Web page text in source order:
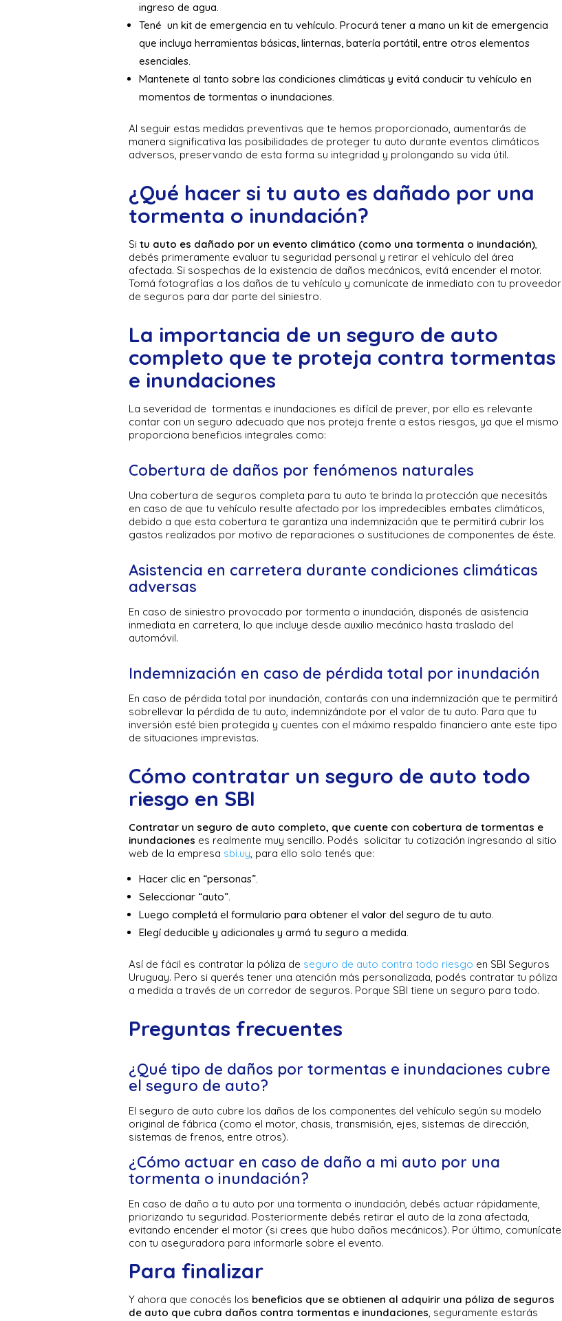
ingreso de agua.
Tené un kit de emergencia en tu vehículo. Procurá tener a mano un kit de emergencia
que incluya herramientas básicas, linternas, batería portátil, entre otros elementos
esenciales.
Mantenete al tanto sobre las condiciones climáticas y evitá conducir tu vehículo en
momentos de tormentas o inundaciones.
Al seguir estas medidas preventivas que te hemos proporcionado, aumentarás de
manera significativa las posibilidades de proteger tu auto durante eventos climáticos
adversos, preservando de esta forma su integridad y prolongando su vida útil.
¿Qué hacer si tu auto es dañado por una
tormenta o inundación?
Si tu auto es dañado por un evento climático (como una tormenta o inundación),
debés primeramente evaluar tu seguridad personal y retirar el vehículo del área
afectada. Si sospechas de la existencia de daños mecánicos, evitá encender el motor.
Tomá fotografías a los daños de tu vehículo y comunícate de inmediato con tu proveedor
de seguros para dar parte del siniestro.
La importancia de un seguro de auto
completo que te proteja contra tormentas
e inundaciones
La severidad de tormentas e inundaciones es difícil de prever, por ello es relevante
contar con un seguro adecuado que nos proteja frente a estos riesgos, ya que el mismo
proporciona beneficios integrales como:
Cobertura de daños por fenómenos naturales
Una cobertura de seguros completa para tu auto te brinda la protección que necesitás
en caso de que tu vehículo resulte afectado por los impredecibles embates climáticos,
debido a que esta cobertura te garantiza una indemnización que te permitirá cubrir los
gastos realizados por motivo de reparaciones o sustituciones de componentes de éste.
Asistencia en carretera durante condiciones climáticas
adversas
En caso de siniestro provocado por tormenta o inundación, disponés de asistencia
inmediata en carretera, lo que incluye desde auxilio mecánico hasta traslado del
automóvil.
Indemnización en caso de pérdida total por inundación
En caso de pérdida total por inundación, contarás con una indemnización que te permitirá
sobrellevar la pérdida de tu auto, indemnizándote por el valor de tu auto. Para que tu
inversión esté bien protegida y cuentes con el máximo respaldo financiero ante este tipo
de situaciones imprevistas.
Cómo contratar un seguro de auto todo
riesgo en SBI
Contratar un seguro de auto completo, que cuente con cobertura de tormentas e
inundaciones es realmente muy sencillo. Podés solicitar tu cotización ingresando al sitio
web de la empresa sbi.uy, para ello solo tenés que:
Hacer clic en “personas”.
Seleccionar “auto”.
Luego completá el formulario para obtener el valor del seguro de tu auto.
Elegí deducible y adicionales y armá tu seguro a medida.
Así de fácil es contratar la póliza de seguro de auto contra todo riesgo en SBI Seguros
Uruguay. Pero si querés tener una atención más personalizada, podés contratar tu póliza
a medida a través de un corredor de seguros. Porque SBI tiene un seguro para todo.
Preguntas frecuentes
¿Qué tipo de daños por tormentas e inundaciones cubre
el seguro de auto?
El seguro de auto cubre los daños de los componentes del vehículo según su modelo
original de fábrica (como el motor, chasis, transmisión, ejes, sistemas de dirección,
sistemas de frenos, entre otros).
¿Cómo actuar en caso de daño a mi auto por una
tormenta o inundación?
En caso de daño a tu auto por una tormenta o inundación, debés actuar rápidamente,
priorizando tu seguridad. Posteriormente debés retirar el auto de la zona afectada,
evitando encender el motor (si crees que hubo daños mecánicos). Por último, comunícate
con tu aseguradora para informarle sobre el evento.
Para finalizar
Y ahora que conocés los beneficios que se obtienen al adquirir una póliza de seguros
de auto que cubra daños contra tormentas e inundaciones, seguramente estarás